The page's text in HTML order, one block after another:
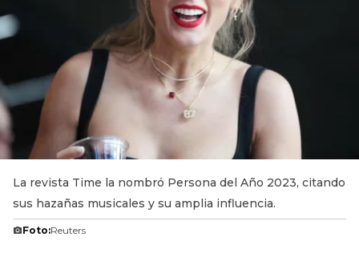
La revista Time la nombró Persona del Año 2023, citando
sus hazañas musicales y su amplia influencia.
Foto:Reuters